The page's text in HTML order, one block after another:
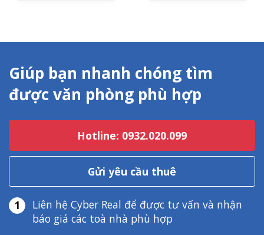
Giúp bạn nhanh chóng tìm
được văn phòng phù hợp
Hotline: 0932.020.099
Gửi yêu cầu thuê
1
Liên hệ Cyber Real để được tư vấn và nhận
báo giá các toà nhà phù hợp